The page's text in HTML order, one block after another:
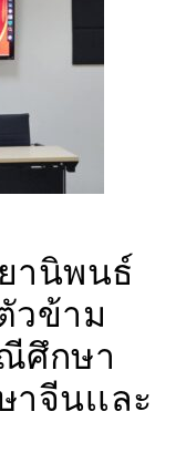
านิพนธ์
วข้าม
ศึกษา
จีนเเละ